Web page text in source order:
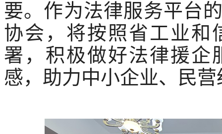
要。作为法律服务平台
协会，将按照省工业和
署，积极做好法律援企
感，助力中小企业、民